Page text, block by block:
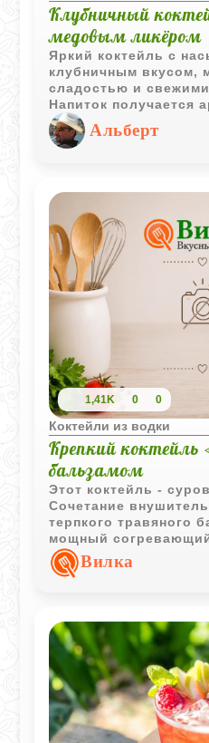
Клубничный
медовым ликёром
Яркий коктейль с
клубничным вкусом,
сладостью и
Напиток получается
прохладным и
летней вечеринки
подачи.
Альберт
1,41K 0 0
Коктейли из водки
Крепкий коктейль
бальзамом
Этот коктейль -
Сочетание
терпкого травяного
мощный
маринованный
дает понять, что
Вилка